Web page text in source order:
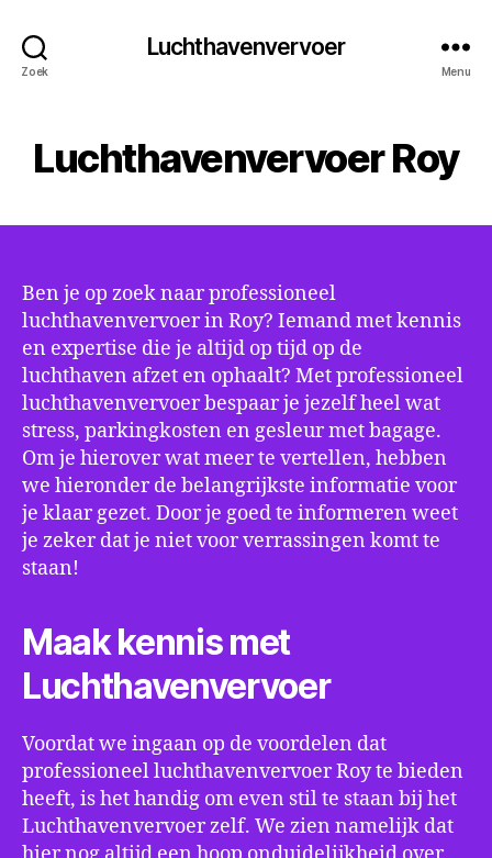
Zoek
Luchthavenvervoer
Menu
Luchthavenvervoer Roy
Ben je op zoek naar professioneel
luchthavenvervoer in Roy? Iemand met kennis
en expertise die je altijd op tijd op de
luchthaven afzet en ophaalt? Met professioneel
luchthavenvervoer bespaar je jezelf heel wat
stress, parkingkosten en gesleur met bagage.
Om je hierover wat meer te vertellen, hebben
we hieronder de belangrijkste informatie voor
je klaar gezet. Door je goed te informeren weet
je zeker dat je niet voor verrassingen komt te
staan!
Maak kennis met
Luchthavenvervoer
Voordat we ingaan op de voordelen dat
professioneel luchthavenvervoer Roy te bieden
heeft, is het handig om even stil te staan bij het
Luchthavenvervoer zelf. We zien namelijk dat